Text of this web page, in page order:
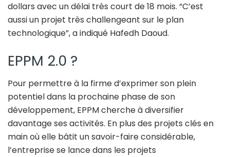
dollars avec un délai très court de 18 mois. “C’est
aussi un projet très challengeant sur le plan
technologique”, a indiqué Hafedh Daoud.
EPPM 2.0 ?
Pour permettre à la firme d’exprimer son plein
potentiel dans la prochaine phase de son
développement, EPPM cherche à diversifier
davantage ses activités. En plus des projets clés en
main où elle bâtit un savoir-faire considérable,
l’entreprise se lance dans les projets